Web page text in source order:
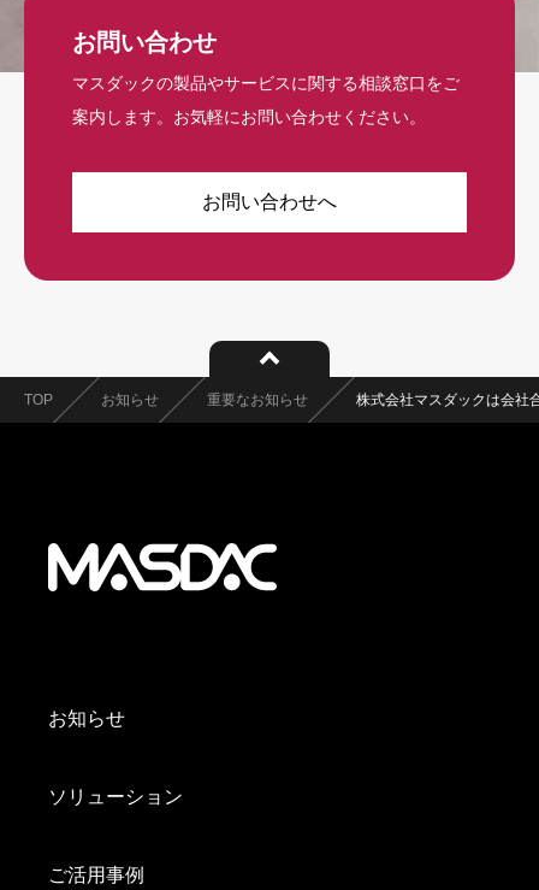
お問い合わせ
マスダックの製品やサービスに関する相談窓口をご
案内します。お気軽にお問い合わせください。
お問い合わせへ
TOP お知らせ 重要なお知らせ 株式会社マスダックは会社
お知らせ
ソリューション
ご活用事例